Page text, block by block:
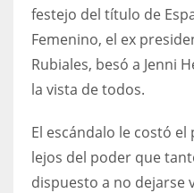
IND
34
festejo del título de
Femenino, el ex
Rubiales, besó a Jenni
la vista de todos.
El escándalo le costó
lejos del poder que
dispuesto a no dejarse